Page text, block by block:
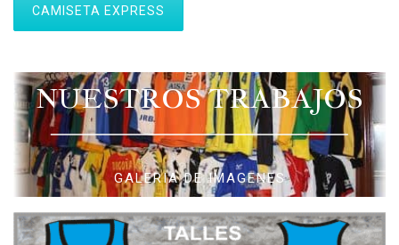
CAMISETA EXPRESS
NUESTROS TRABAJOS
GALERIA DE IMAGENES